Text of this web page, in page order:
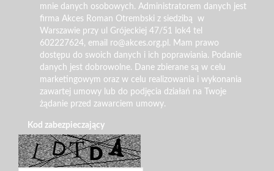
mnie danych osobowych. Administratorem danych jest
firma Akces Roman Otrembski z siedzibą w
Warszawie przy ul Grójeckiej 47/51 lok4 tel
602227624, email ro@akces.org.pl. Mam prawo
dostępu do swoich danych i ich poprawiania. Podanie
danych jest dobrowolne. Dane zbierane są w celu
marketingowym oraz w celu realizowania i wykonania
zawartej umowy lub do podjęcia działań na Twoje
żądanie przed zawarciem umowy.
Kod zabezpieczający